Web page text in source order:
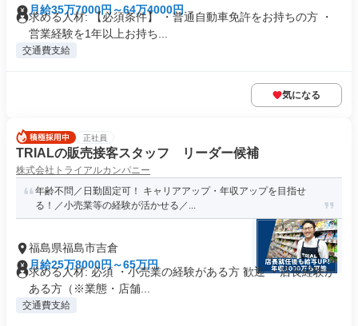
月給35万7000円～64万4000円
求める人材: 【必須条件】 ・普通自動車免許をお持ちの方 ・
営業経験を1年以上お持ち...
交通費支給
気になる
正社員
TRIALの販売接客スタッフ リーダー候補
株式会社トライアルカンパニー
年齢不問／日勤固定可！ キャリアアップ・年収アップを目指せ
る！／小売業等の経験が活かせる／...
福島県福島市吉倉
月給25万8000円～65万円
求める人材: 必須 ・小売業の経験がある方 歓迎 ・店長経験が
ある方（※業態・店舗...
交通費支給